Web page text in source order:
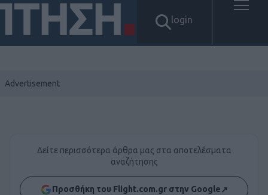
login
Δείτε περισσότερα άρθρα μας στα αποτελέσματα
αναζήτησης
Προσθήκη του Flight.com.gr στην Google↗